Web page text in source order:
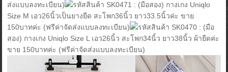
ส่งแบบลงทะเบียน)
รหัสสินค้า SK0471 : (มือสอง) กางเกง Uniqlo
Size M เอว26นิ้วเป็นยางยืด สะโพก36นิ้ว ยาว33.5นิ้วค่ะ ขาย
150บาทค่ะ (ฟรีค่าจัดส่งแบบลงทะเบียน)
รหัสสินค้า SK0470 : (มือ
สอง) กางเกง Uniqlo Size L เอว26นิ้ว สะโพก34นิ้ว ยาว38นิ้ว ผ้ายืดค่ะ
ขาย 150บาทค่ะ (ฟรีค่าจัดส่งแบบลงทะเบียน)